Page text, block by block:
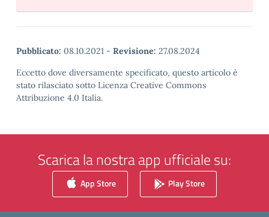
Pubblicato: 08.10.2021 - Revisione: 27.08.2024
Eccetto dove diversamente specificato, questo articolo è
stato rilasciato sotto Licenza Creative Commons
Attribuzione 4.0 Italia.
Scarica la nostra app ufficiale su:
App Store Play Store